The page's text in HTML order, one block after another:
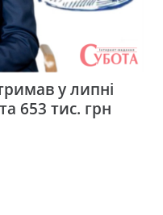
у липні
653 тис. грн